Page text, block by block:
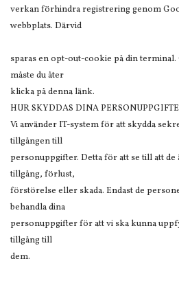
verkan förhindra registrering genom
webbplats. Därvid
sparas en opt-out-cookie på din
måste du åter
klicka på denna länk.
HUR SKYDDAS DINA
Vi använder IT-system för att skydda
tillgången till
personuppgifter. Detta för att se till att
tillgång, förlust,
förstörelse eller skada. Endast de
behandla dina
personuppgifter för att vi ska kunna
tillgång till
dem.